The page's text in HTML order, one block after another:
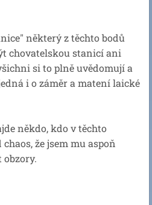
některý z těchto bodů
chovatelskou stanicí ani
si to plně uvědomují a
i o záměr a matení laické
někdo, kdo v těchto
že jsem mu aspoň